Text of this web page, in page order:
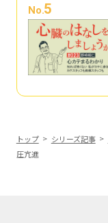
No.5
トップ シリーズ記事
圧亢進